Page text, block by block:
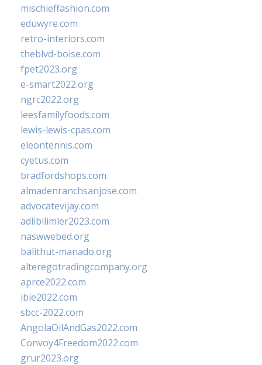
mischieffashion.com
eduwyre.com
retro-interiors.com
theblvd-boise.com
fpet2023.org
e-smart2022.org
ngrc2022.org
leesfamilyfoods.com
lewis-lewis-cpas.com
eleontennis.com
cyetus.com
bradfordshops.com
almadenranchsanjose.com
advocatevijay.com
adlibilimler2023.com
naswwebed.org
balithut-manado.org
alteregotradingcompany.org
aprce2022.com
ibie2022.com
sbcc-2022.com
AngolaOilAndGas2022.com
Convoy4Freedom2022.com
grur2023.org